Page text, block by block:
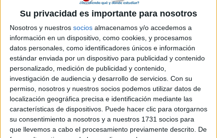
Su privacidad es importante para nosotros
Nosotros y nuestros socios almacenamos y/o accedemos a
información en un dispositivo, como cookies, y procesamos
datos personales, como identificadores únicos e información
estándar enviada por un dispositivo para publicidad y contenido
personalizado, medición de publicidad y contenido,
investigación de audiencia y desarrollo de servicios. Con su
permiso, nosotros y nuestros socios podemos utilizar datos de
localización geográfica precisa e identificación mediante las
características de dispositivos. Puede hacer clic para otorgarnos
su consentimiento a nosotros y a nuestros 1731 socios para
que llevemos a cabo el procesamiento previamente descrito. De